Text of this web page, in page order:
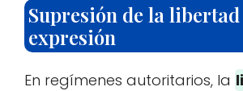
Supresión de la
expresión
En regímenes autoritarios, la